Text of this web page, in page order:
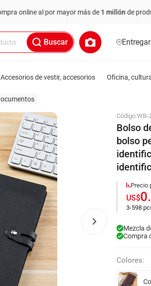
por mayor más de1 millónde productos.
Buscar
Accesorios de vestir, accesorios Oficina,
Código:WB-
Bolso
bolso
Precio
US$
3-598
Mezcla
Compra
Colores: